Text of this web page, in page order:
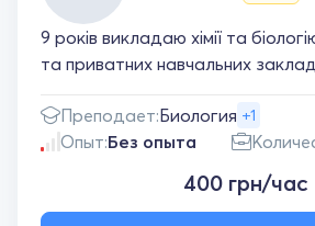
9 років викладаю хімії та
та приватних навчальних
Преподает:Биология +1
Опыт:Без опыта
400 грн/час